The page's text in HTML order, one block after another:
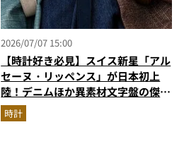
2026/07/07 15:00
【時計好き必見】スイス新星「アル
セーヌ・リッペンス」が日本初上
陸！デニムほか異素材文字盤の傑作
を解説
時計